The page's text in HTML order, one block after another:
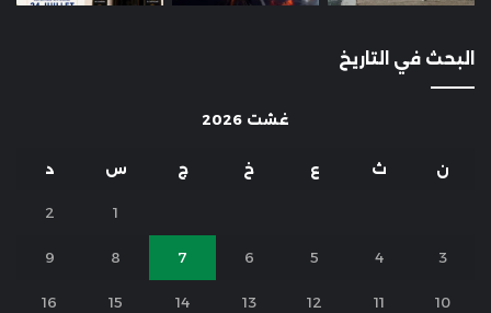
البحث في التاريخ
غشت 2026
ن ث ع خ ج س د
1
2
3
4
5
6
7
8
9
10
11
12
13
14
15
16